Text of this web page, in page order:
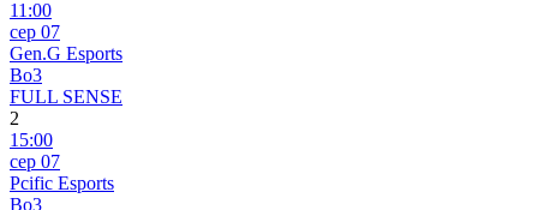
11:00
сер 07
Gen.G Esports
Bo3
FULL SENSE
2
15:00
сер 07
Pcific Esports
Bo3